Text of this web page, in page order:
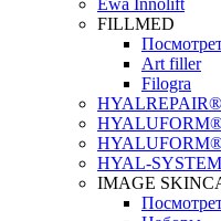
Ewa Innolift
FILLMED
Art filler
Filogra
НYALREPAIR®
HYAL-SYSTEM
IMAGE